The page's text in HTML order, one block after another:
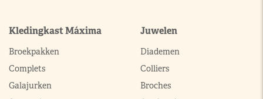
Kledingkast Máxima
Broekpakken
Complets
Galajurken
Juwelen
Diademen
Colliers
Broches